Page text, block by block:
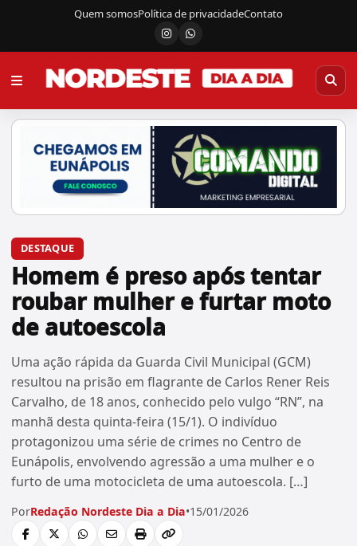
Quem somosPolítica de privacidadeContato
InstagramCanal do WhatsApp
DESTAQUE
Homem é preso após tentar
roubar mulher e furtar moto
de autoescola
Uma ação rápida da Guarda Civil Municipal (GCM)
resultou na prisão em flagrante de Carlos Rener Reis
Carvalho, de 18 anos, conhecido pelo vulgo “RN”, na
manhã desta quinta-feira (15/1). O indivíduo
protagonizou uma série de crimes no Centro de
Eunápolis, envolvendo agressão a uma mulher e o
furto de uma motocicleta de uma autoescola. […]
PorRedação Nordeste Dia a Dia•15/01/2026